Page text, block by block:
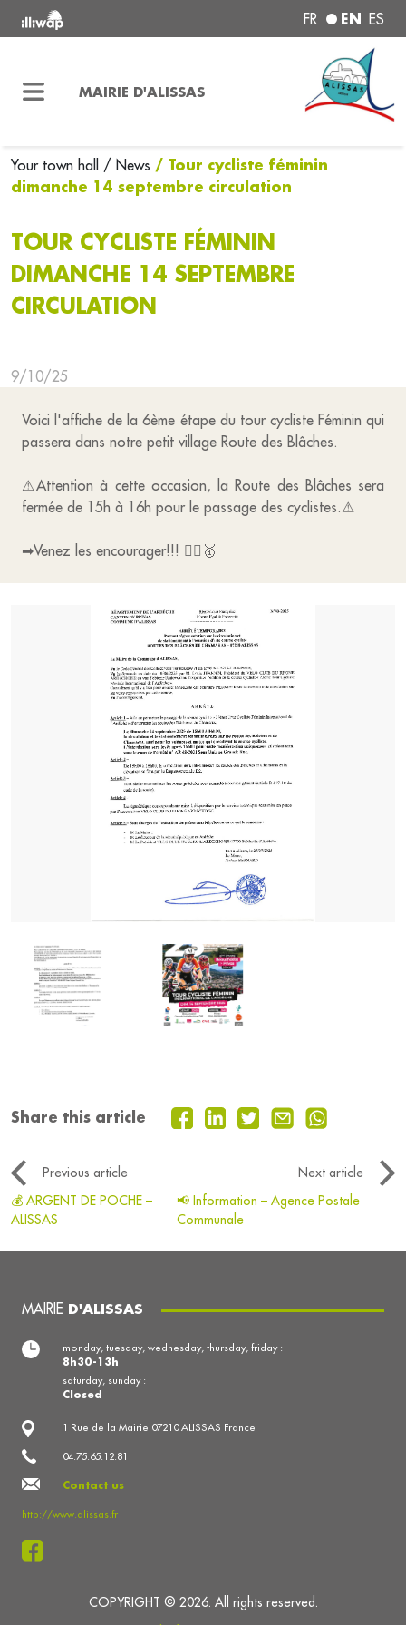
FR EN ES
MAIRIE D'ALISSAS
Your town hall / News / Tour cycliste féminin
dimanche 14 septembre circulation
TOUR CYCLISTE FÉMININ
DIMANCHE 14 SEPTEMBRE
CIRCULATION
9/10/25
Voici l'affiche de la 6ème étape du tour cycliste Féminin qui
passera dans notre petit village Route des Blâches.
⚠Attention à cette occasion, la Route des Blâches sera
fermée de 15h à 16h pour le passage des cyclistes.⚠
➡Venez les encourager!!! 🚵‍♀️🥇
Share this article
Previous article
Next article
💰 ARGENT DE POCHE –
ALISSAS
📢 Information – Agence Postale
Communale
MAIRIE D'ALISSAS
1 Rue de la Mairie 07210 ALISSAS France
04.75.65.12.81
Contact us
http://www.alissas.fr
monday, tuesday, wednesday, thursday, friday :
8h30-13h
saturday, sunday :
Closed
COPYRIGHT © 2026. All rights reserved.